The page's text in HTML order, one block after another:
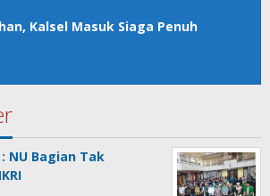
Kalsel Masuk Siaga Penuh
NU Bagian Tak